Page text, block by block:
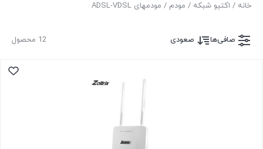
خانه / اکتیو شبکه / مودم / مودمهای ADSL-VDSL
12 محصول صافی‌ها صعودی